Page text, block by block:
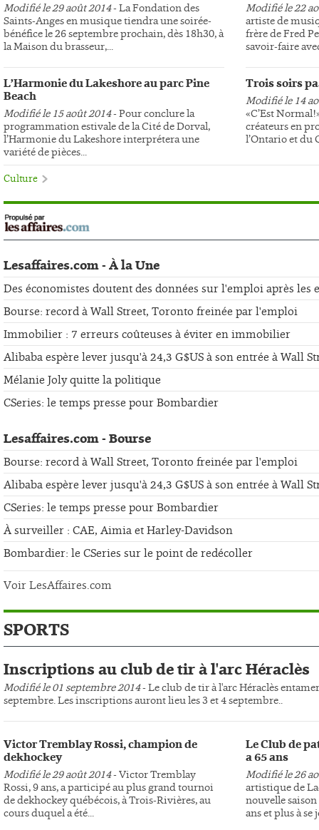
Modifié le 29 août 2014- La Fondation des
Saints-Anges en musique tiendra une soirée-
bénéfice le 26 septembre prochain, dès 18h30, à
la Maison du brasseur,...
L’Harmonie du Lakeshore au parc Pine
Beach
Modifié le 15 août 2014- Pour conclure la
programmation estivale de la Cité de Dorval,
l’Harmonie du Lakeshore interprétera une
variété de pièces...
Modifié le 22
artiste de
frère de Fred
savoir-faire
Trois soirs
Modifié le 14
«C’Est
créateurs en
l’Ontario et du
Culture
Lesaffaires.com - À la Une
Des économistes doutent des données sur l'emploi après
Bourse: record à Wall Street, Toronto freinée par l'emploi
Immobilier : 7 erreurs coûteuses à éviter en immobilier
Alibaba espère lever jusqu'à 24,3 G$US à son entrée à Wall
Mélanie Joly quitte la politique
CSeries: le temps presse pour Bombardier
Lesaffaires.com - Bourse
Bourse: record à Wall Street, Toronto freinée par l'emploi
Alibaba espère lever jusqu'à 24,3 G$US à son entrée à Wall
CSeries: le temps presse pour Bombardier
À surveiller : CAE, Aimia et Harley-Davidson
Bombardier: le CSeries sur le point de redécoller
Voir LesAffaires.com
SPORTS
Inscriptions au club de tir à l'arc Héraclès
Modifié le 01 septembre 2014- Le club de tir à l'arc Héraclès
septembre. Les inscriptions auront lieu les 3 et 4 septembre..
Victor Tremblay Rossi, champion de
dekhockey
Modifié le 29 août 2014- Victor Tremblay
Rossi, 9 ans, a participé au plus grand tournoi
de dekhockey québécois, à Trois-Rivières, au
cours duquel a été...
Le Club de
a 65 ans
Modifié le 26
artistique de
nouvelle
ans et plus à se